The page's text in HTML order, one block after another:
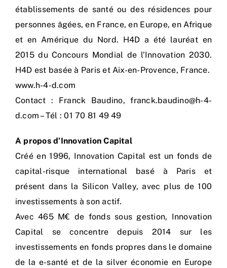
établissements de santé ou des résidences pour
personnes âgées, en France, en Europe, en Afrique
et en Amérique du Nord. H4D a été lauréat en
2015 du Concours Mondial de l’Innovation 2030.
H4D est basée à Paris et Aix-en-Provence, France.
www.h-4-d.com
Contact : Franck Baudino, franck.baudino@h-4-
d.com – Tél : 01 70 81 49 49
A propos d’Innovation Capital
Créé en 1996, Innovation Capital est un fonds de
capital-risque international basé à Paris et
présent dans la Silicon Valley, avec plus de 100
investissements à son actif.
Avec 465 M€ de fonds sous gestion, Innovation
Capital se concentre depuis 2014 sur les
investissements en fonds propres dans le domaine
de la e-santé et de la silver économie en Europe